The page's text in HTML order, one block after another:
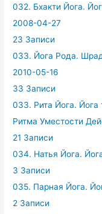
032. Бхакти Йога.
2008-04-27
23 Записи
033. Йога Рода.
2010-05-16
33 Записи
033. Рита Йога. Йога
Ритма Уместости
21 Записи
034. Натья Йога.
3 Записи
035. Парная Йога.
2 Записи